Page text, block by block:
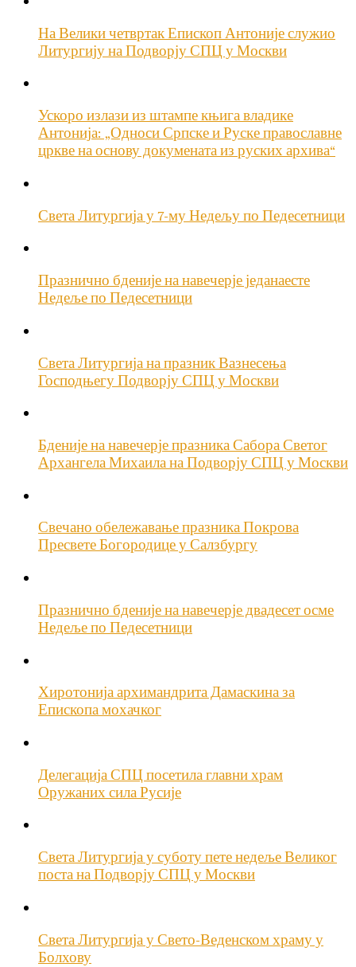
На Велики четвртак Епископ Антоније служио
Литургију на Подворју СПЦ у Москви
Ускоро излази из штампе књига владике
Антонија: „Односи Српске и Руске православне
цркве на основу докумената из руских архива“
Света Литургија у 7-му Недељу по Педесетници
Празнично бденије на навечерје једанаесте
Недеље по Педесетници
Света Литургија на празник Вазнесења
Господњегу Подворју СПЦ у Москви
Бденије на навечерје празника Сабора Светог
Архангела Михаила на Подворју СПЦ у Москви
Свечано обележавање празника Покрова
Пресвете Богородице у Салзбургу
Празнично бденије на навечерје двадесет осме
Недеље по Педесетници
Хиротонија архимандрита Дамаскина за
Епископа мохачког
Делегација СПЦ посетила главни храм
Оружаних сила Русије
Света Литургија у суботу пете недеље Великог
поста на Подворју СПЦ у Москви
Света Литургија у Свето-Веденском храму у
Болхову